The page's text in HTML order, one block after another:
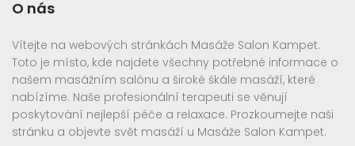
O nás
Vítejte na webových stránkách Masáže Salon Kampet.
Toto je místo, kde najdete všechny potřebné informace o
našem masážním salónu a široké škále masáží, které
nabízíme. Naše profesionální terapeuti se věnují
poskytování nejlepší péče a relaxace. Prozkoumejte naši
stránku a objevte svět masáží u Masáže Salon Kampet.